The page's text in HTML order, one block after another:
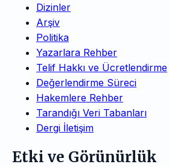
Dizinler
Arşiv
Politika
Yazarlara Rehber
Telif Hakkı ve Ücretlendirme
Değerlendirme Süreci
Hakemlere Rehber
Tarandığı Veri Tabanları
Dergi İletişim
Etki ve Görünürlük